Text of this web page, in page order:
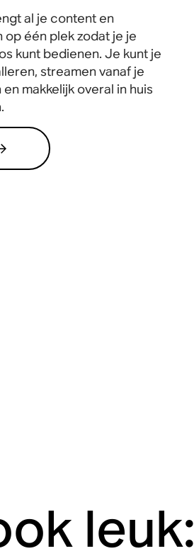
al je content en
op één plek zodat je je
kunt bedienen. Je kunt je
streamen vanaf je
makkelijk overal in huis
leuk: